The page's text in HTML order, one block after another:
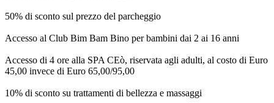
50% di sconto sul prezzo del parcheggio
Accesso al Club Bim Bam Bino per bambini dai 2 ai 16 anni
Accesso di 4 ore alla SPA CEò, riservata agli adulti, al costo di Euro
45,00 invece di Euro 65,00/95,00
10% di sconto su trattamenti di bellezza e massaggi